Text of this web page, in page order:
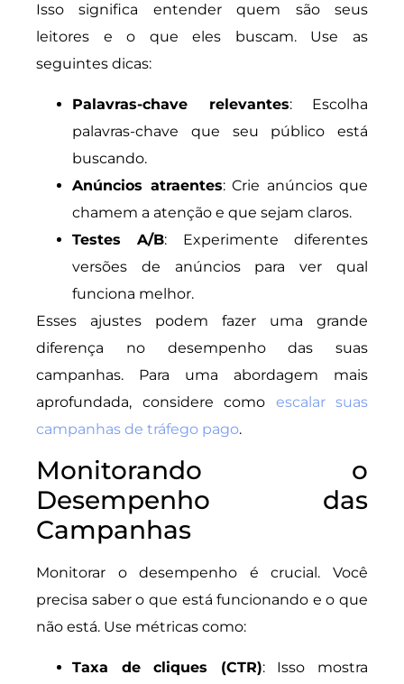
Isso significa entender quem são seus
leitores e o que eles buscam. Use as
seguintes dicas:
Palavras-chave relevantes: Escolha
palavras-chave que seu público está
buscando.
Anúncios atraentes: Crie anúncios que
chamem a atenção e que sejam claros.
Testes A/B: Experimente diferentes
versões de anúncios para ver qual
funciona melhor.
Esses ajustes podem fazer uma grande
diferença no desempenho das suas
campanhas. Para uma abordagem mais
aprofundada, considere como escalar suas
campanhas de tráfego pago.
Monitorando o
Desempenho das
Campanhas
Monitorar o desempenho é crucial. Você
precisa saber o que está funcionando e o que
não está. Use métricas como:
Taxa de cliques (CTR): Isso mostra